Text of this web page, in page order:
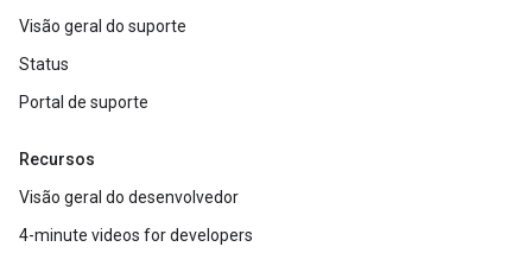
Visão geral do suporte
Status
Portal de suporte
Recursos
Visão geral do desenvolvedor
4-minute videos for developers